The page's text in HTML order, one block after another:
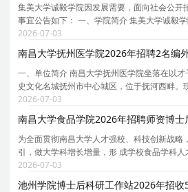
集美大学诚毅学院因发展需要，面向社会公开
事宜公告如下： 一、学院简介 集美大学诚毅
部批准设立，由集美大学与福建集美大学教育
学院。学院坐落于福建厦门，校园占地面积
2026-07-03
南昌大学抚州医学院2026年招聘2名编
一、单位简介 南昌大学抚州医学院坐落在以
史文化名城抚州市中心城区，位于抚河西畔。
亩，校舍建筑总面积24.81万㎡。学院是培养
校，学院内设基础医学院、临床医学院、口腔
2026-07-03
南昌大学食品学院2026年招聘师资博士
为全面贯彻南昌大学人才强校、科技创新战略
引，做大学科增长增量，形 成学校食品学科
发展需要，依托食品科学与工程博士后科研流
师资博士后专职科研人员，本次计划招聘师资
2026-07-03
池州学院博士后科研工作站2026年招